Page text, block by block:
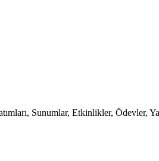
Sunumlar, Etkinlikler, Ödevler,